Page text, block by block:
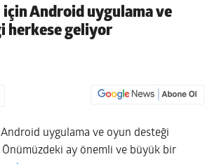
için Android uygulama ve
herkese geliyor
uygulama ve oyun desteği
ay önemli ve büyük bir